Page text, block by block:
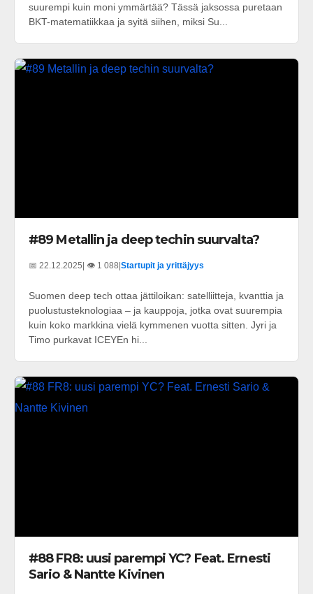
suurempi kuin moni ymmärtää? Tässä jaksossa puretaan
BKT-matematiikkaa ja syitä siihen, miksi Su...
#89 Metallin ja deep techin suurvalta?
📅 22.12.2025 | 👁️ 1 088 Startupit ja yrittäjyys
Suomen deep tech ottaa jättiloikan: satelliitteja, kvanttia ja
puolustusteknologiaa – ja kauppoja, jotka ovat suurempia
kuin koko markkina vielä kymmenen vuotta sitten. Jyri ja
Timo purkavat ICEYEn hi...
#88 FR8: uusi parempi YC? Feat. Ernesti
Sario & Nantte Kivinen